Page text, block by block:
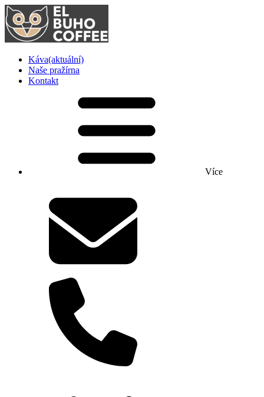
Káva(aktuální)
Naše pražírna
Kontakt
Více